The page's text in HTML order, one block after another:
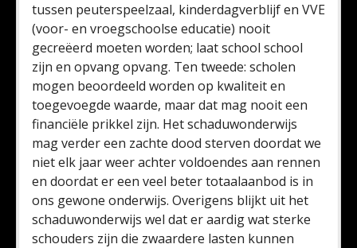
tussen peuterspeelzaal, kinderdagverblijf en VVE
(voor- en vroegschoolse educatie) nooit
gecreëerd moeten worden; laat school school
zijn en opvang opvang. Ten tweede: scholen
mogen beoordeeld worden op kwaliteit en
toegevoegde waarde, maar dat mag nooit een
financiële prikkel zijn. Het schaduwonderwijs
mag verder een zachte dood sterven doordat we
niet elk jaar weer achter voldoendes aan rennen
en doordat er een veel beter totaalaanbod is in
ons gewone onderwijs. Overigens blijkt uit het
schaduwonderwijs wel dat er aardig wat sterke
schouders zijn die zwaardere lasten kunnen